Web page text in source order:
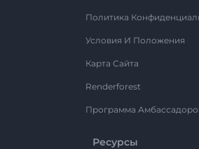
Политика
Условия И Положения
Карта Сайта
Renderforest
Программа
Ресурсы